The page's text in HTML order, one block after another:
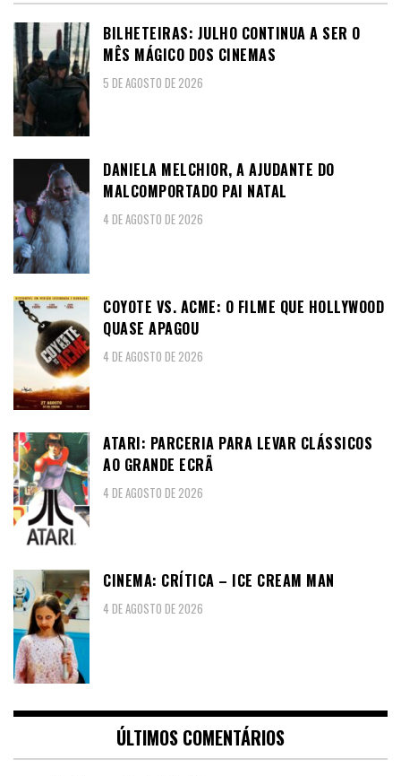
BILHETEIRAS: JULHO CONTINUA A SER O
MÊS MÁGICO DOS CINEMAS
5 DE AGOSTO DE 2026
DANIELA MELCHIOR, A AJUDANTE DO
MALCOMPORTADO PAI NATAL
4 DE AGOSTO DE 2026
COYOTE VS. ACME: O FILME QUE HOLLYWOOD
QUASE APAGOU
4 DE AGOSTO DE 2026
ATARI: PARCERIA PARA LEVAR CLÁSSICOS
AO GRANDE ECRÃ
4 DE AGOSTO DE 2026
CINEMA: CRÍTICA – ICE CREAM MAN
4 DE AGOSTO DE 2026
ÚLTIMOS COMENTÁRIOS